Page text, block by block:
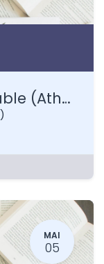
Chouette, on passe à table (Ath) (Tour Burbant)
)
MAI
05